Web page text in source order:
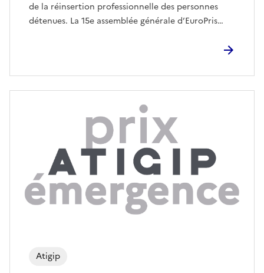
de la réinsertion professionnelle des personnes
détenues. La 15e assemblée générale d’EuroPris
en 2011, EuroPris est une organisation européenne
Atigip